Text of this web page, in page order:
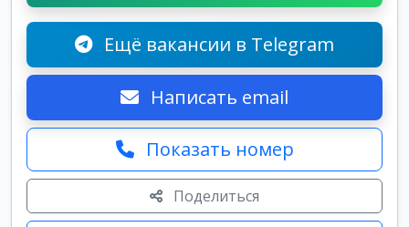
Ещё вакансии в Telegram
Написать email
Показать номер
Поделиться